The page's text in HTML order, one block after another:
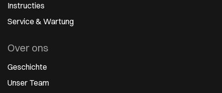
Instructies
Service & Wartung
Over ons
Geschichte
Unser Team